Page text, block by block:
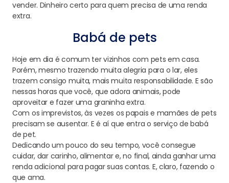
vender. Dinheiro certo para quem precisa de uma renda
extra.
Babá de pets
Hoje em dia é comum ter vizinhos com pets em casa.
Porém, mesmo trazendo muita alegria para o lar, eles
trazem consigo muita, mais muita responsabilidade. E são
nessas horas que você, que adora animais, pode
aproveitar e fazer uma graninha extra.
Com os imprevistos, às vezes os papais e mamães de pets
precisam se ausentar. E é aí que entra o serviço de babá
de pet.
Dedicando um pouco do seu tempo, você consegue
cuidar, dar carinho, alimentar e, no final, ainda ganhar uma
renda adicional para pagar suas contas. E, claro, fazendo o
que ama.